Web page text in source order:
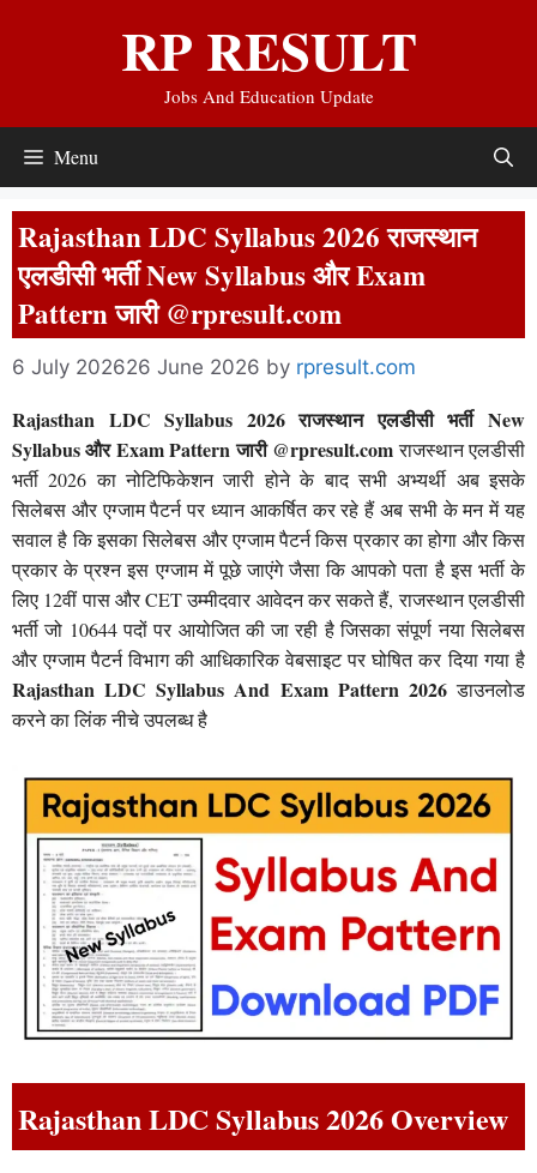
RP RESULT
Jobs And Education Update
Menu
Rajasthan LDC Syllabus 2026 राजस्थान
एलडीसी भर्ती New Syllabus और Exam
Pattern जारी @rpresult.com
6 July 202626 June 2026 by rpresult.com
Rajasthan LDC Syllabus 2026 राजस्थान एलडीसी भर्ती New
Syllabus और Exam Pattern जारी @rpresult.comराजस्थान एलडीसी
भर्ती 2026 का नोटिफिकेशन जारी होने के बाद सभी अभ्यर्थी अब इसके
सिलेबस और एग्जाम पैटर्न पर ध्यान आकर्षित कर रहे हैं अब सभी के मन में यह
सवाल है कि इसका सिलेबस और एग्जाम पैटर्न किस प्रकार का होगा और किस
प्रकार के प्रश्न इस एग्जाम में पूछे जाएंगे जैसा कि आपको पता है इस भर्ती के
लिए 12वीं पास और CET उम्मीदवार आवेदन कर सकते हैं, राजस्थान एलडीसी
भर्ती जो 10644 पदों पर आयोजित की जा रही है जिसका संपूर्ण नया सिलेबस
और एग्जाम पैटर्न विभाग की आधिकारिक वेबसाइट पर घोषित कर दिया गया है
Rajasthan LDC Syllabus And Exam Pattern 2026डाउनलोड
करने का लिंक नीचे उपलब्ध है
Rajasthan LDC Syllabus 2026 Overview